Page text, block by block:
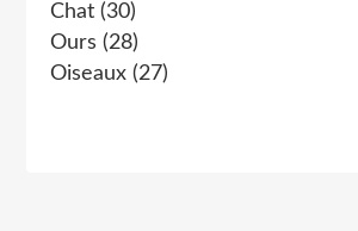
Chat (30)
Ours (28)
Oiseaux (27)